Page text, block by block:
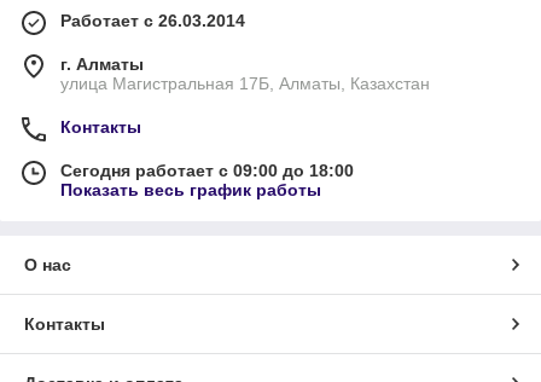
Работает с 26.03.2014
г. Алматы
улица Магистральная 17Б, Алматы, Казахстан
Контакты
Сегодня работает с 09:00 до 18:00
Показать весь график работы
О нас
Контакты